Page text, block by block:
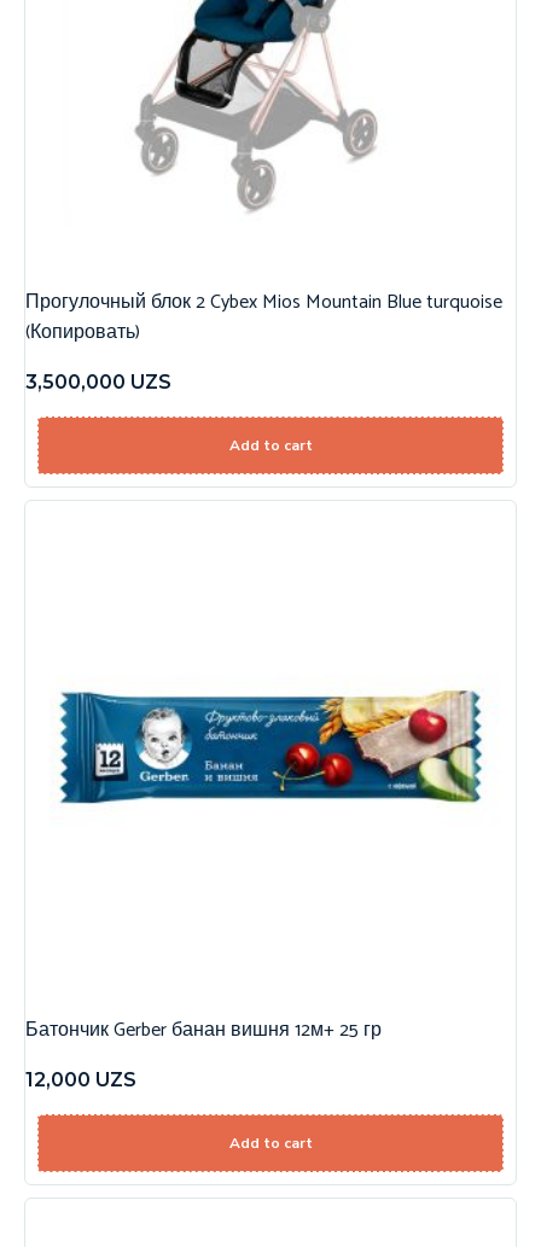
Прогулочный блок 2 Cybex Mios Mountain Blue turquoise
(Копировать)
3,500,000 UZS
Add to cart
Батончик Gerber банан вишня 12м+ 25 гр
12,000 UZS
Add to cart